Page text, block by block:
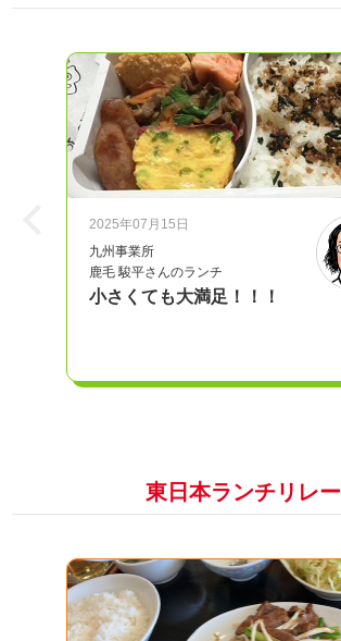
2025年07月15日
九州事業所
鹿毛 駿平さんのランチ
小さくても大満足！！！
東日本ランチリレー